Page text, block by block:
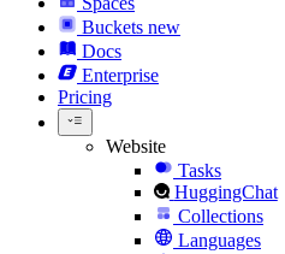
Buckets new
Docs
Enterprise
Pricing
Website
Tasks
HuggingChat
Collections
Languages